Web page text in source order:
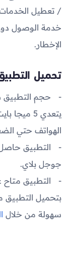
/ تعطيل
خدمة الوصول
الإخطار.
تحميل
حجم التطبيق
يتعدي 5
الهواتف حتي
جوجل بلاي.
التطبيق متاح
بتحميل
سهولة من خلال